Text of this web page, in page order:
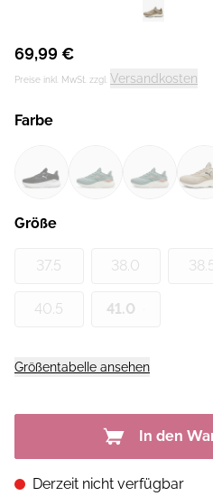
69,99 €
Preise inkl. MwSt. zzgl. Versandkosten
Farbe
Größe
37.5 38.0
40.5 41.0
Größentabelle ansehen
In den
Derzeit nicht verfügbar